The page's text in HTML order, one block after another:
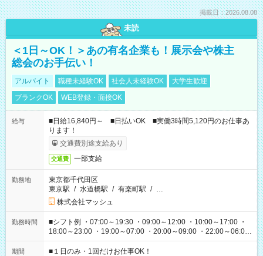
掲載日：2026.08.08
未読
＜1日～OK！＞あの有名企業も！展示会や株主
総会のお手伝い！
アルバイト 職種未経験OK 社会人未経験OK
大学生歓迎
ブランクOK
WEB登録・面接OK
給与
■日給16,840円～ ■日払いOK ■実働3時間5,120円のお仕事あ
ります！
交通費別途支給あり
交通費 一部支給
勤務地
東京都千代田区
東京駅 / 水道橋駅 / 有楽町駅 / …
株式会社マッシュ
勤務時間
■シフト例 ・07:00～19:30 ・09:00～12:00 ・10:00～17:00 ・
18:00～23:00 ・19:00～07:00 ・20:00～09:00 ・22:00～06:00
etc ★最短で3時間で5,120円のお仕事から 15時間で2万円近く稼
げるお仕事も！ ご希望のお時間に合わせてご紹介！ ※シフトは
期間 ■１日のみ・1回だけお仕事OK！